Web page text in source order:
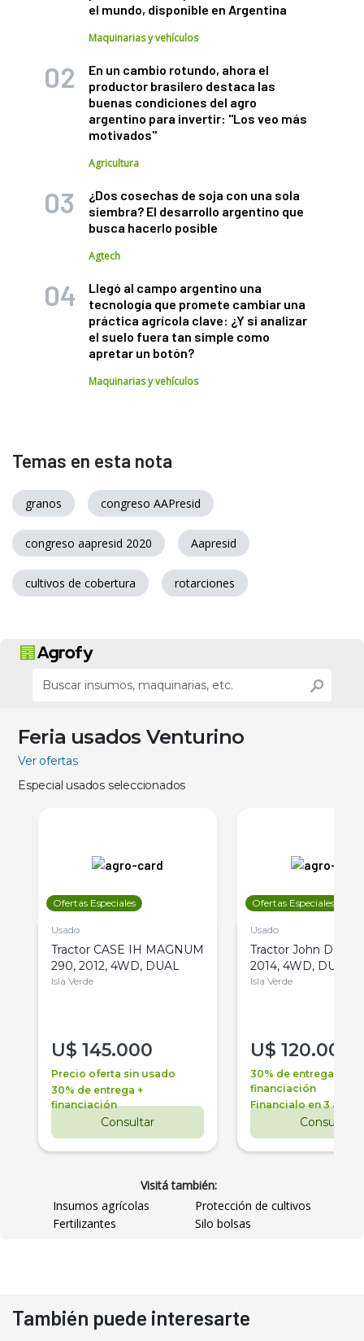
el mundo, disponible en Argentina
Maquinarias y vehículos
En un cambio rotundo, ahora el
productor brasilero destaca las
buenas condiciones del agro
argentino para invertir: "Los veo más
motivados"
Agricultura
¿Dos cosechas de soja con una sola
siembra? El desarrollo argentino que
busca hacerlo posible
Agtech
Llegó al campo argentino una
tecnología que promete cambiar una
práctica agrícola clave: ¿Y si analizar
el suelo fuera tan simple como
apretar un botón?
Maquinarias y vehículos
Temas en esta nota
granos congreso AAPresid
congreso aapresid 2020 Aapresid
cultivos de cobertura rotarciones
Feria usados Venturino
Ver ofertas
Especial usados seleccionados
Ofertas Especiales
Usado
Tractor CASE IH MAGNUM
290, 2012, 4WD, DUAL
Isla Verde
U$ 145.000
Precio oferta sin usado
30% de entrega +
financiación
Consultar
Ofertas Especiales
Usado
Tractor John Deere
2014, 4WD, DUAL
Isla Verde
U$ 120.000
30% de entrega +
financiación
Financialo en 3 años
Consultar
Visitá también:
Insumos agrícolas
Protección de cultivos
Fertilizantes
Silo bolsas
También puede interesarte